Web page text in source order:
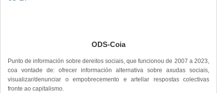
ODS-Coia
Punto de información sobre dereitos sociais, que funcionou de 2007 a 2023,
coa vontade de: ofrecer información alternativa sobre axudas sociais,
visualizar/denunciar o empobrecemento e artellar respostas colectivas
fronte ao capitalismo.